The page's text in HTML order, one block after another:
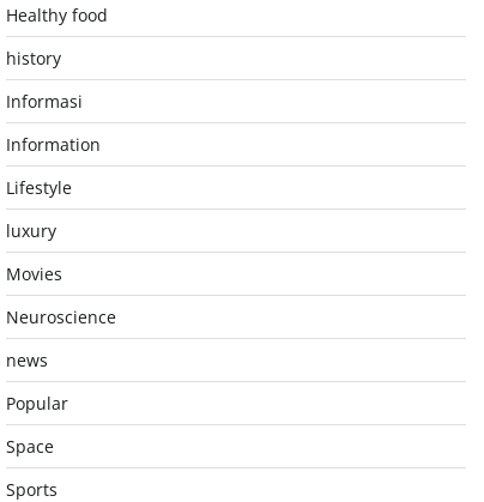
Healthy food
history
Informasi
Information
Lifestyle
luxury
Movies
Neuroscience
news
Popular
Space
Sports